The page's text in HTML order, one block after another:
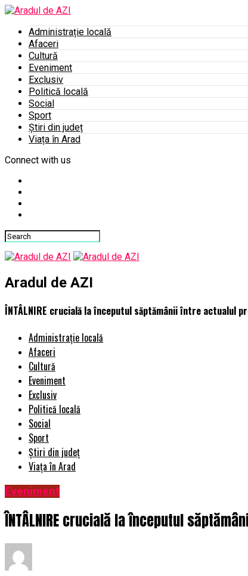
Administrație locală
Afaceri
Cultură
Eveniment
Exclusiv
Politică locală
Social
Sport
Știri din județ
Viața în Arad
Connect with us
Aradul de AZI
ÎNTÂLNIRE crucială la începutul săptămânii între actualul
Administrație locală
Afaceri
Cultură
Eveniment
Exclusiv
Politică locală
Social
Sport
Știri din județ
Viața în Arad
Eveniment
ÎNTÂLNIRE crucială la începutul